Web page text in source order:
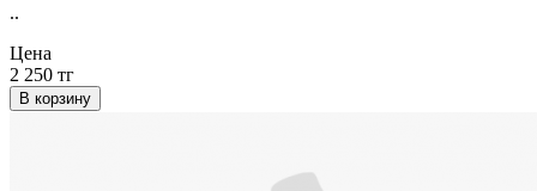
..
Цена
2 250 тг
В корзину